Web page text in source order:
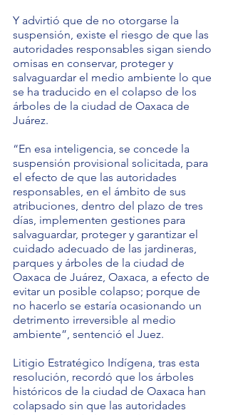
Y advirtió que de no otorgarse la
suspensión, existe el riesgo de que las
autoridades responsables sigan siendo
omisas en conservar, proteger y
salvaguardar el medio ambiente lo que
se ha traducido en el colapso de los
árboles de la ciudad de Oaxaca de
Juárez.
“En esa inteligencia, se concede la
suspensión provisional solicitada, para
el efecto de que las autoridades
responsables, en el ámbito de sus
atribuciones, dentro del plazo de tres
días, implementen gestiones para
salvaguardar, proteger y garantizar el
cuidado adecuado de las jardineras,
parques y árboles de la ciudad de
Oaxaca de Juárez, Oaxaca, a efecto de
evitar un posible colapso; porque de
no hacerlo se estaría ocasionando un
detrimento irreversible al medio
ambiente”, sentenció el Juez.
Litigio Estratégico Indígena, tras esta
resolución, recordó que los árboles
históricos de la ciudad de Oaxaca han
colapsado sin que las autoridades